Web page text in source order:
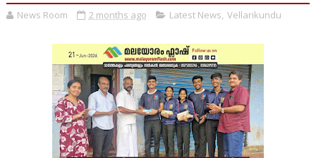
News Room 2 months ago Latest News, Vellarikundu